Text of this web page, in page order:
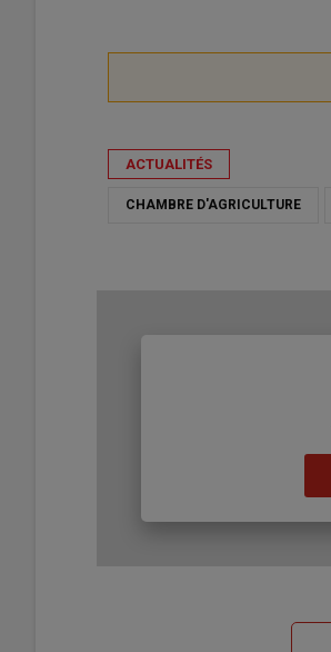
ACTUALITÉS
CHAMBRE D'AGRICULTURE